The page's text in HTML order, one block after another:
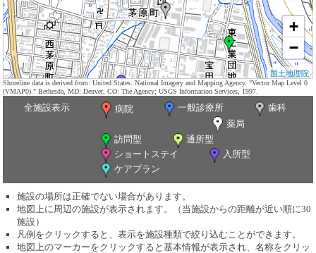
+
−
国土地理院
Shoreline data is derived from: United States. National Imagery and Mapping Agency. "Vector Map Level 0
(VMAP0)." Bethesda, MD: Denver, CO: The Agency; USGS Information Services, 1997.
全施設表示 病院 一般診療所
歯科
薬局
訪問型
通所型
ショートステイ
入所型
ケアプラン
施設の場所は正確でない場合があります。
地図上に周辺の施設が表示されます。（当施設からの距離が近い順に30
施設）
凡例をクリックすると、表示を施設種類で絞り込むことができます。
地図上のマーカーをクリックすると基本情報が表示され、名称をクリッ